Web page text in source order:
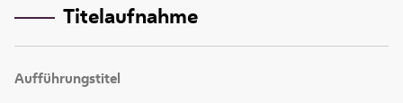
Titelaufnahme
Aufführungstitel